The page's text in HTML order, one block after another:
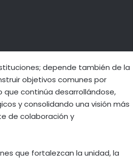
depende también de la
objetivos comunes por
que continúa desarrollándose,
y consolidando una visión más
de colaboración y
que fortalezcan la unidad, la